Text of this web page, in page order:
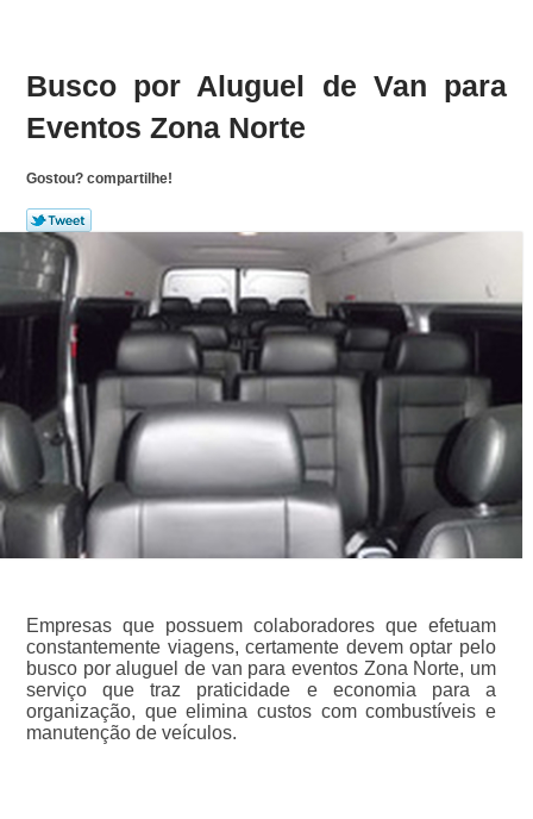
Busco por Aluguel de Van para
Eventos Zona Norte
Gostou? compartilhe!
Empresas que possuem colaboradores que efetuam
constantemente viagens, certamente devem optar pelo
busco por aluguel de van para eventos Zona Norte, um
serviço que traz praticidade e economia para a
organização, que elimina custos com combustíveis e
manutenção de veículos.